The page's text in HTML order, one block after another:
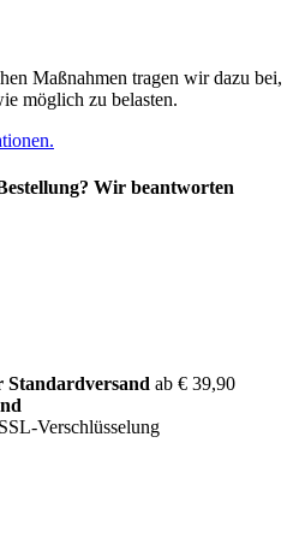
Maßnahmen tragen wir dazu bei,
möglich zu belasten.
Wir beantworten
Standardversand ab € 39,90
Verschlüsselung